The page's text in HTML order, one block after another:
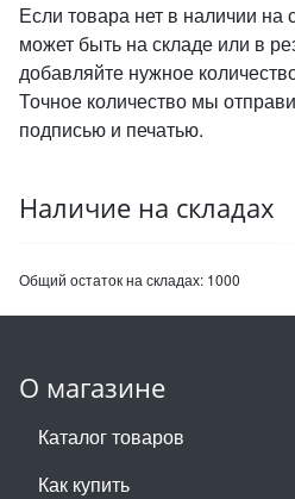
Если товара нет в наличии на
может быть на складе или в
добавляйте нужное
Точное количество мы
подписью и печатью.
Наличие на складах
Общий остаток на складах: 1000
О магазине
Каталог товаров
Как купить